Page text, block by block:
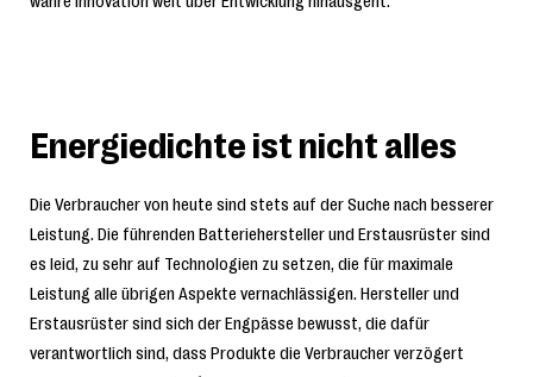
Energiedichte ist nicht alles
Die Verbraucher von heute sind stets auf der Suche nach besserer
Leistung. Die führenden Batteriehersteller und Erstausrüster sind
es leid, zu sehr auf Technologien zu setzen, die für maximale
Leistung alle übrigen Aspekte vernachlässigen. Hersteller und
Erstausrüster sind sich der Engpässe bewusst, die dafür
verantwortlich sind, dass Produkte die Verbraucher verzögert